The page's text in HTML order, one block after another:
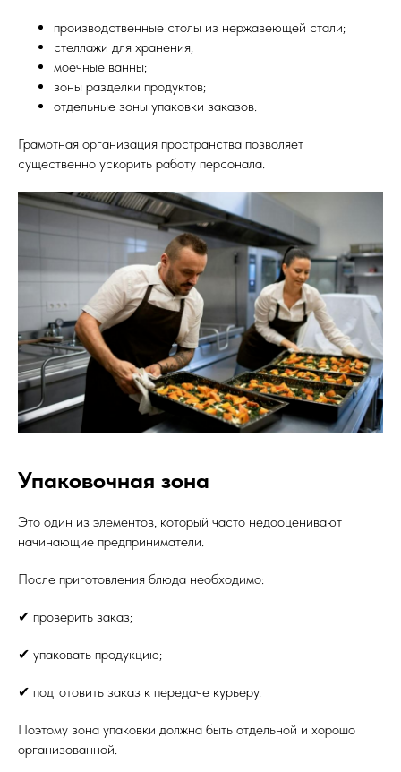
производственные столы из нержавеющей стали;
стеллажи для хранения;
моечные ванны;
зоны разделки продуктов;
отдельные зоны упаковки заказов.
Грамотная организация пространства позволяет
существенно ускорить работу персонала.
Упаковочная зона
Это один из элементов, который часто недооценивают
начинающие предприниматели.
После приготовления блюда необходимо:
✔ проверить заказ;
✔ упаковать продукцию;
✔ подготовить заказ к передаче курьеру.
Поэтому зона упаковки должна быть отдельной и хорошо
организованной.